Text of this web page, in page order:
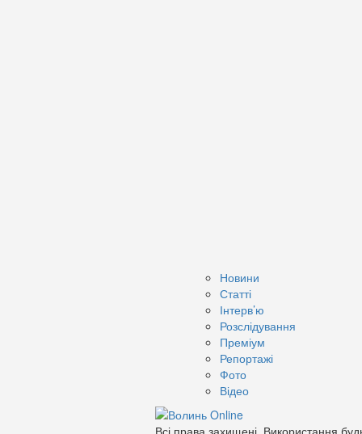
Новини
Статті
Інтерв’ю
Розслідування
Преміум
Репортажі
Фото
Відео